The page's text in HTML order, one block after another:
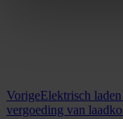
VorigeElektrisch
vergoeding van